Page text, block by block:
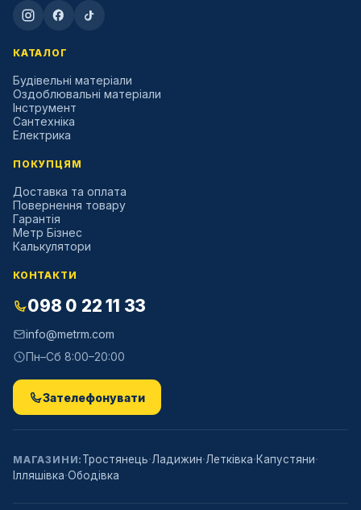
КАТАЛОГ
Будівельні матеріали
Оздоблювальні матеріали
Інструмент
Сантехніка
Електрика
ПОКУПЦЯМ
Доставка та оплата
Повернення товару
Гарантія
Метр Бізнес
Калькулятори
КОНТАКТИ
098 0 22 11 33
info@metrm.com
Пн–Сб 8:00–20:00
Зателефонувати
МАГАЗИНИ: Тростянець·Ладижин·Летківка·Капустяни·
Ілляшівка·Ободівка